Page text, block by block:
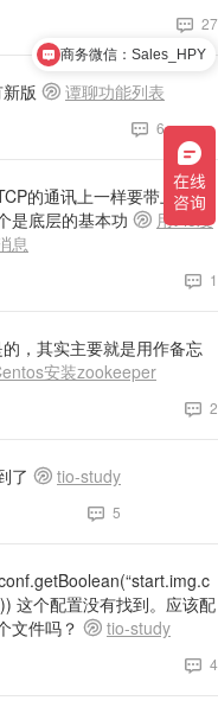
27
版 谭聊功能列表
6
的通讯上一样要带上序
是底层的基本功
用t-io发
息
1
，其实主要就是用作备忘
安装zookeeper
2
了 tio-study
5
这个配置没有找到。应该配
文件吗？
tio-study
4
商务微信：Sales_HPY